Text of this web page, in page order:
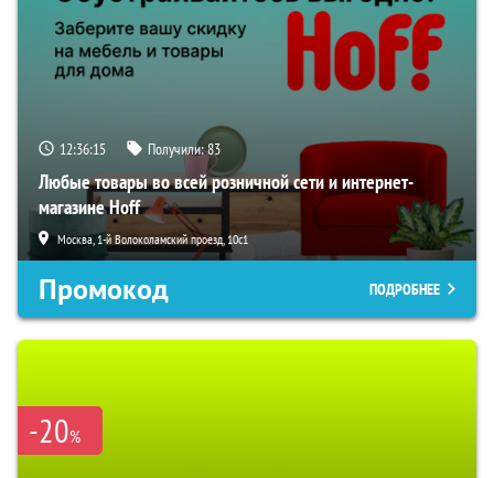
12:36:14 Получили:83
Любые товары во всей розничной сети и интернет-
магазине Hoff
Москва, 1-й Волоколамский проезд, 10с1
Промокод ПОДРОБНЕЕ
-20%